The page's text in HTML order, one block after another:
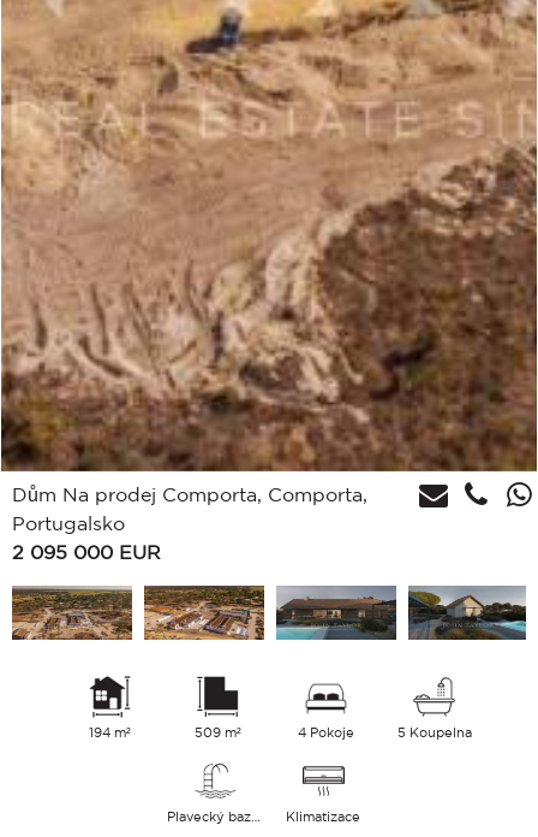
Dům Na prodej Comporta, Comporta,
Portugalsko
2 095 000 EUR
194 m² 509 m² 4 Pokoje 5 Koupelna
Klimatizace